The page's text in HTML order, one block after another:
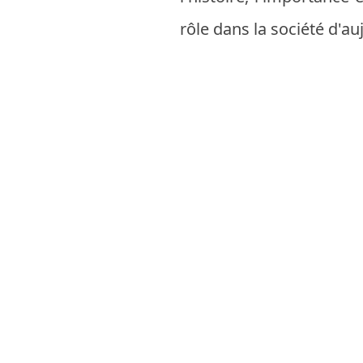
rôle dans la société